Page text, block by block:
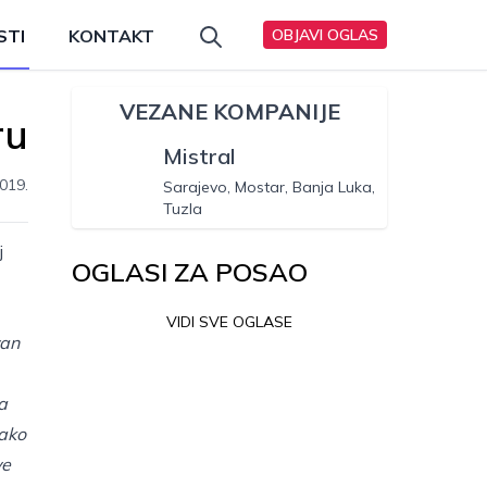
KONTAKT OBJAVI OGLAS
VEZANE KOMPANIJE
Mistral
Sarajevo, Mostar, Banja Luka,
Tuzla
OGLASI ZA POSAO
VIDI SVE OGLASE